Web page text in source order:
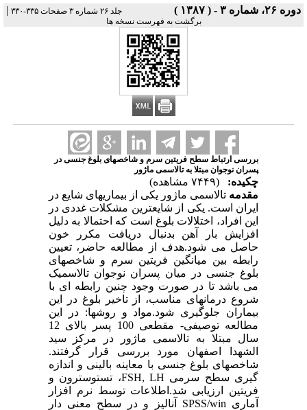
دوره ۲۶، شماره ۳ - ( ۱۳۸۷ ) جلد ۲۶ شماره ۳ صفحات ۳۳۵-۳۳۰ |
برگشت به فهرست نسخه ها
بررسی ارتباط سطح فریتین سرم و شاخصهای بلوغ جنسی در
پسران نوجوان مبتلا به تالاسمی ماژور
چکیده:
(۷۴۴۹ مشاهده)
مقدمه تالاسمی ماژور یکی از بیماریهای شایع در
ایران است. یکی از شایعترین مشکلات غددی در
این افراد، اختلالات بلوغ است که احتمالا به دلیل
افزایش بار آهن بدنبال دریافت مکرر خون
حاصل می شود.هدف از مطالعه حاضر، تعیین
رابطه بین میانگین فریتین سرم و شاخصهای
بلوغ جنسی در میان پسران نوجوان تالاسمیک
می باشد تا در صورت وجود چنین رابطه ای با
شروع درمانهای مناسب، از تاخیر بلوغ در این
بیماران جلوگیری شود.مواد و روشها: در این
مطالعه توصیفی- مقطعی 100 پسر بالای 12
سال مبتلا به تالاسمی ماژور در مرکز سید
الشهدا اصفهان مورد بررسی قرار گرفتند.
شاخصهای بلوغ جنسی با معاینه بالینی و اندازه
گیری سطح سرمی FSH, LH، تستوسترون و
فریتین ارزیابی شد.اطلاعات توسط نرم افزار
آماری SPSS/win آنالیز و در سطح معنی دار